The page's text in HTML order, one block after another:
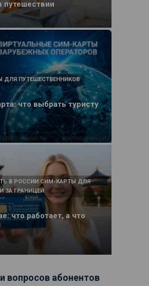
путешествии
что выбрать туристу
ДЛЯ ПУТЕШЕСТВЕННИКОВ
что работает, а что
В РОССИИ СИМ-КАРТЫ ДЛЯ
ЗА ГРАНИЦЕЙ
вопросов абонентов